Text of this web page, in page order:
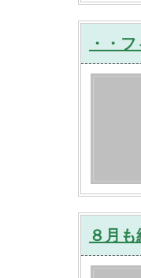
・・
８月も